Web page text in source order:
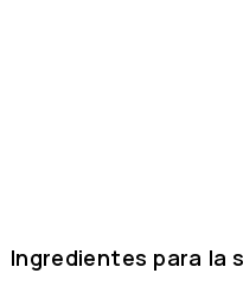
Ingredientes para la